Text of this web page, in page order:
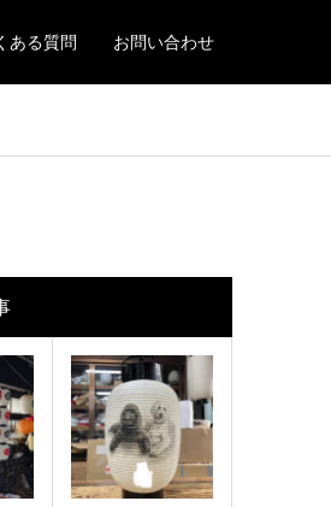
ある質問 お問い合わせ